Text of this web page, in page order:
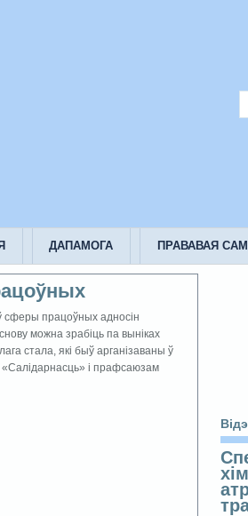
ДАПАМОГА ПРАВАВАЯ
сферы працоўных адносін
можна зрабіць па выніках
стала, які быў арганізаваны ў
«Салідарнасць» і прафсаюзам